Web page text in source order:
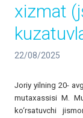
xizmat
22/08/2025
Joriy yilning 20-
mutaxassisi M.
ko‘rsatuvchi